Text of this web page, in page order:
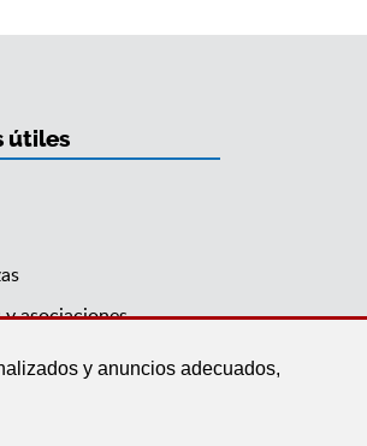
y anuncios adecuados,
útiles
asociaciones